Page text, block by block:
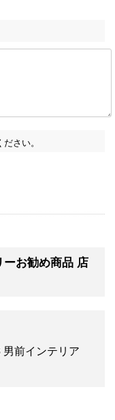
さい。
ーお勧め商品 店
前インテリア